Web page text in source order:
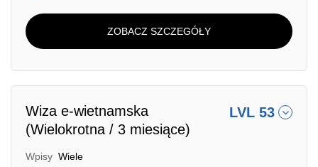
ZOBACZ SZCZEGÓŁY
Wiza e-wietnamska
(Wielokrotna / 3 miesiące)
LVL 53
Wpisy Wiele